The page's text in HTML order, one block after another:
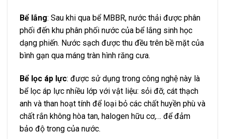
Bể lắng: Sau khi qua bể MBBR, nước thải được phân
phối đến khu phân phối nước của bể lắng sinh học
dạng phiến. Nước sạch được thu đều trên bề mặt của
bình gạn qua máng tràn hình răng cưa.
Bể lọc áp lực: được sử dụng trong công nghệ này là
bể lọc áp lực nhiều lớp với vật liệu: sỏi đỡ, cát thạch
anh và than hoạt tính để loại bỏ các chất huyền phù và
chất rắn không hòa tan, halogen hữu cơ,… để đảm
bảo độ trong của nước.